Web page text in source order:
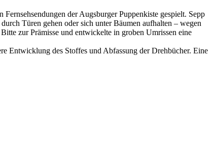
Fernsehsendungen derAugsburger Puppenkiste gespielt. Sepp
Türen gehen oder sich unter Bäumen aufhalten – wegen
zur Prämisse und entwickelte in groben Umrissen eine
Entwicklung des Stoffes und Abfassung der Drehbücher. Eine